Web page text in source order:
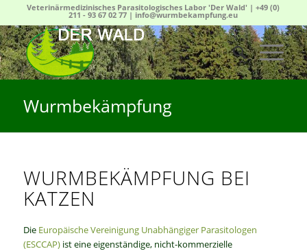
Veterinärmedizinisches Parasitologisches Labor 'Der Wald' |+49 (0)
211 - 93 67 02 77 | info@wurmbekampfung.eu
Wurmbekämpfung
WURMBEKÄMPFUNG BEI
KATZEN
Die Europäische Vereinigung Unabhängiger Parasitologen
(ESCCAP)ist eine eigenständige, nicht-kommerzielle